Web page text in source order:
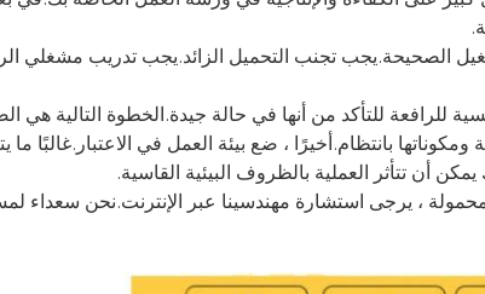
الصحيحة.يجب تجنب التحميل الزائد.يجب تدريب مشغلي
للتأكد من أنها في حالة جيدة.الخطوة التالية هي
بانتظام.أخيرًا ، ضع بيئة العمل في الاعتبار.غالبًا ما
أن تتأثر العملية بالظروف البيئية القاسية.
، يرجى استشارة مهندسينا عبر الإنترنت.نحن سعداء